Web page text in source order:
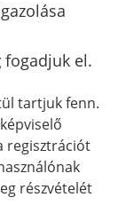
fogadjuk el.
tartjuk fenn.
regisztrációt
részvételét